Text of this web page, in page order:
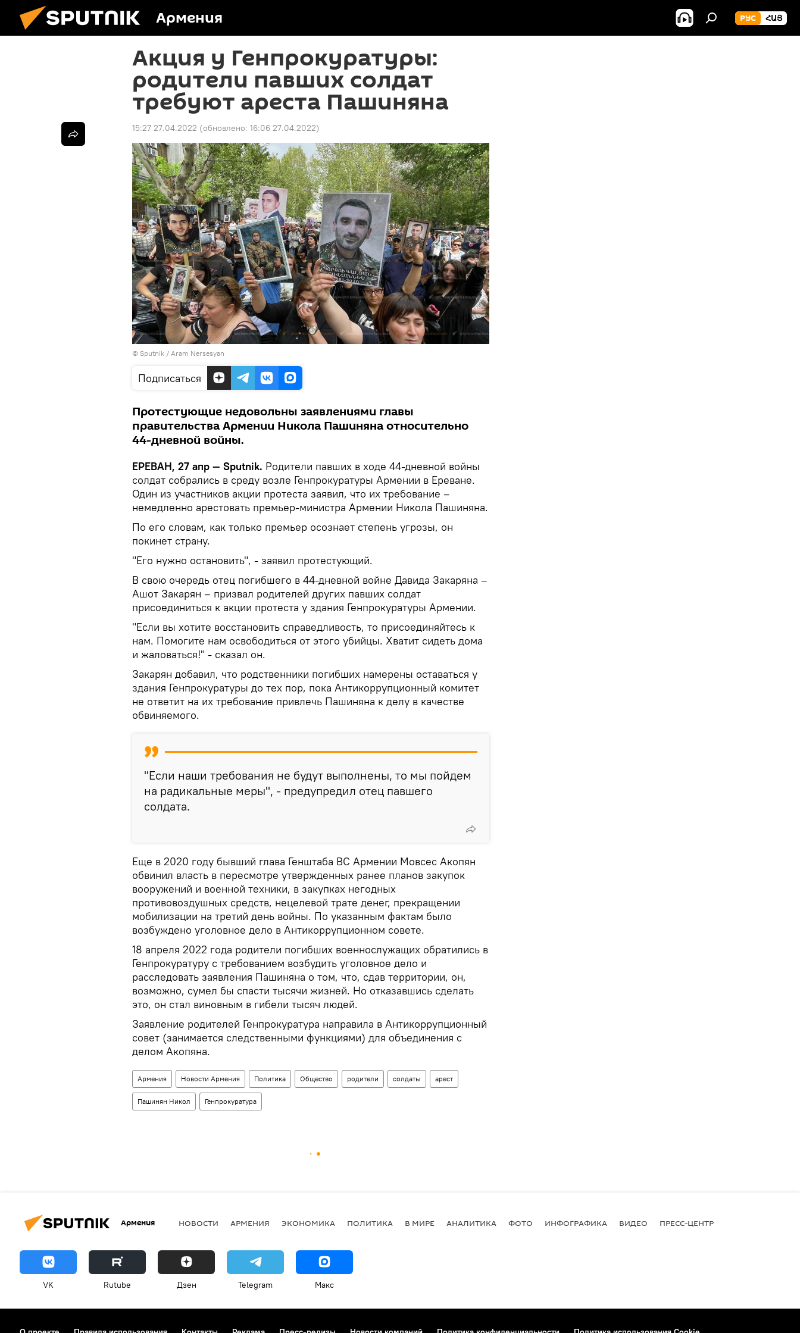
Армения РУС ՀԱՅ
Акция у Генпрокуратуры:
родители павших солдат
требуют ареста Пашиняна
15:27 27.04.2022 (обновлено: 16:06 27.04.2022)
© Sputnik / Aram Nersesyan
Подписаться
Протестующие недовольны заявлениями главы
правительства Армении Никола Пашиняна относительно
44-дневной войны.
ЕРЕВАН, 27 апр — Sputnik. Родители павших в ходе 44-дневной войны
солдат собрались в среду возле Генпрокуратуры Армении в Ереване.
Один из участников акции протеста заявил, что их требование –
немедленно арестовать премьер-министра Армении Никола Пашиняна.
По его словам, как только премьер осознает степень угрозы, он
покинет страну.
"Его нужно остановить", - заявил протестующий.
В свою очередь отец погибшего в 44-дневной войне Давида Закаряна –
Ашот Закарян – призвал родителей других павших солдат
присоединиться к акции протеста у здания Генпрокуратуры Армении.
"Если вы хотите восстановить справедливость, то присоединяйтесь к
нам. Помогите нам освободиться от этого убийцы. Хватит сидеть дома
и жаловаться!" - сказал он.
Закарян добавил, что родственники погибших намерены оставаться у
здания Генпрокуратуры до тех пор, пока Антикоррупционный комитет
не ответит на их требование привлечь Пашиняна к делу в качестве
обвиняемого.
"Если наши требования не будут выполнены, то мы пойдем
на радикальные меры", - предупредил отец павшего
солдата.
Еще в 2020 году бывший глава Генштаба ВС Армении Мовсес Акопян
обвинил власть в пересмотре утвержденных ранее планов закупок
вооружений и военной техники, в закупках негодных
противовоздушных средств, нецелевой трате денег, прекращении
мобилизации на третий день войны. По указанным фактам было
возбуждено уголовное дело в Антикоррупционном совете.
18 апреля 2022 года родители погибших военнослужащих обратились в
Генпрокуратуру с требованием возбудить уголовное дело и
расследовать заявления Пашиняна о том, что, сдав территории, он,
возможно, сумел бы спасти тысячи жизней. Но отказавшись сделать
это, он стал виновным в гибели тысяч людей.
Заявление родителей Генпрокуратура направила в Антикоррупционный
совет (занимается следственными функциями) для объединения с
делом Акопяна.
Армения Новости Армения Политика Общество родители солдаты арест
Пашинян Никол Генпрокуратура
Армения НОВОСТИ АРМЕНИЯ ЭКОНОМИКА ПОЛИТИКА В МИРЕ АНАЛИТИКА ФОТО ИНФОГРАФИКА ВИДЕО ПРЕСС-ЦЕНТР
VK Rutube Дзен Telegram Макс